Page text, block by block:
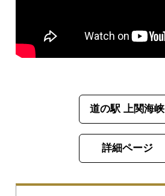
道の駅 上関海峡
詳細ページ